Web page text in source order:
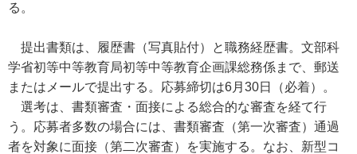
る。
提出書類は、履歴書（写真貼付）と職務経歴書。文部科
学省初等中等教育局初等中等教育企画課総務係まで、郵送
またはメールで提出する。応募締切は6月30日（必着）。
選考は、書類審査・面接による総合的な審査を経て行
う。応募者多数の場合には、書類審査（第一次審査）通過
者を対象に面接（第二次審査）を実施する。なお、新型コ